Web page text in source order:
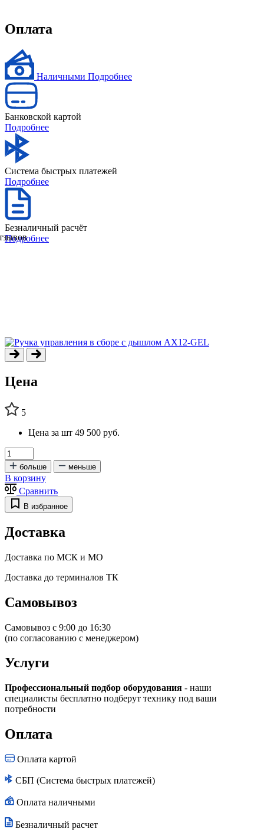
Оплата
Наличными Подробнее
Банковской картой
Подробнее
Система быстрых платежей
Подробнее
Безналичный расчёт
Подробнее
Цена
5
Цена за шт 49 500 руб.
больше меньше
В корзину
Сравнить
В избранное
Доставка
Доставка по МСК и МО
Доставка до терминалов ТК
Самовывоз
Самовывоз с 9:00 до 16:30
(по согласованию с менеджером)
Услуги
Профессиональный подбор оборудования - наши
специалисты бесплатно подберут технику под ваши
потребности
Оплата
Оплата картой
СБП (Система быстрых платежей)
Оплата наличными
Безналичный расчет